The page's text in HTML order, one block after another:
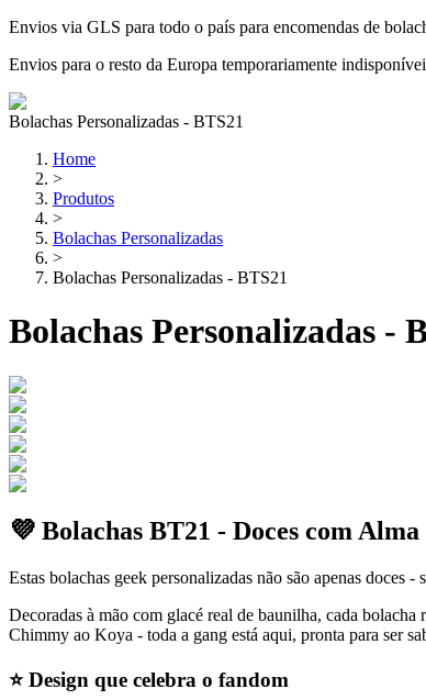
Envios via GLS para todo o país para encomendas de
Envios para o resto da Europa temporariamente
Bolachas Personalizadas - BTS21
Home
>
Produtos
>
Bolachas Personalizadas
>
Bolachas Personalizadas - BTS21
Bolachas Personalizadas -
💜 Bolachas BT21 - Doces com
Estas bolachas geek personalizadas não são apenas doces
Decoradas à mão com glacé real de baunilha, cada
Chimmy ao Koya - toda a gang está aqui, pronta para ser
⭐Design que celebra o fandom